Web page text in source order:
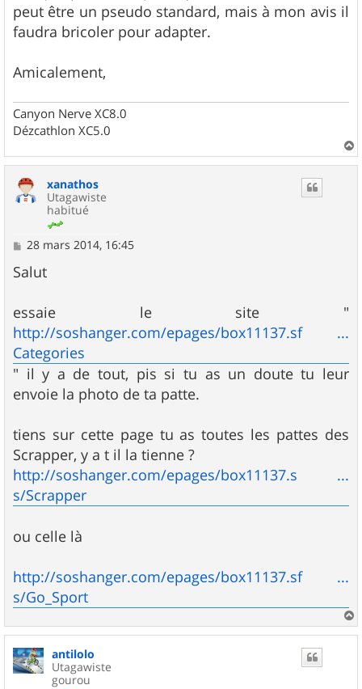
peut être un pseudo standard, mais à mon avis il
faudra bricoler pour adapter.
Amicalement,
Canyon Nerve XC8.0
Dézcathlon XC5.0
a
xanathos
Utagawiste
habitué
M
s
s
g
e
28 mars 2014, 16:45
Salut
essaie le site "
http://soshanger.com/epages/box11137.sf ...
Categories
" il y a de tout, pis si tu as un doute tu leur
envoie la photo de ta patte.
tiens sur cette page tu as toutes les pattes des
Scrapper, y a t il la tienne ?
http://soshanger.com/epages/box11137.s ...
s/Scrapper
ou celle là
http://soshanger.com/epages/box11137.sf ...
s/Go_Sport
a
antilolo
Utagawiste
gourou